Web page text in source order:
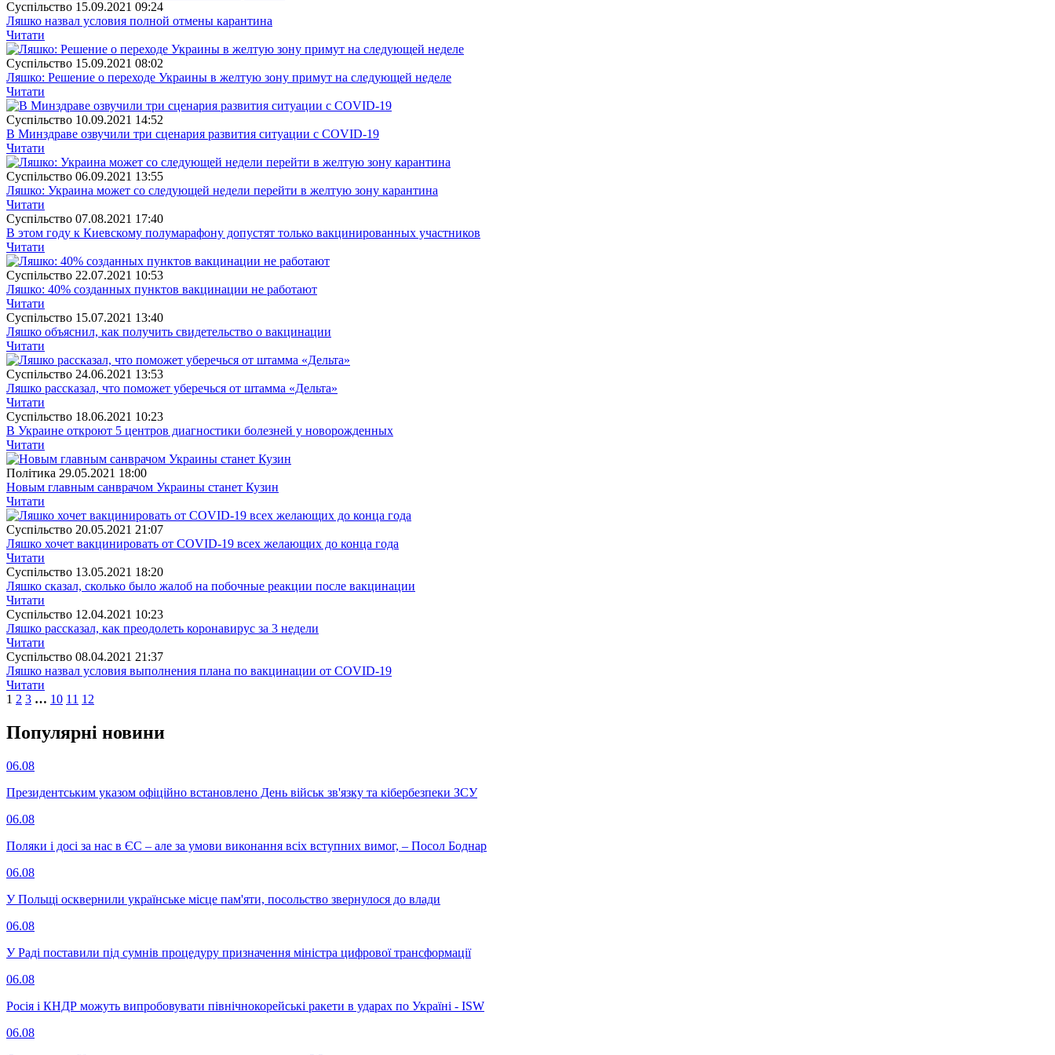
Суспiльство 15.09.2021 09:24
Ляшко назвал условия полной отмены карантина
Читати
Суспiльство 15.09.2021 08:02
Ляшко: Решение о переходе Украины в желтую зону примут на следующей неделе
Читати
Суспiльство 10.09.2021 14:52
В Минздраве озвучили три сценария развития ситуации с COVID-19
Читати
Суспiльство 06.09.2021 13:55
Ляшко: Украина может со следующей недели перейти в желтую зону карантина
Читати
Суспiльство 07.08.2021 17:40
В этом году к Киевскому полумарафону допустят только вакцинированных участников
Читати
Суспiльство 22.07.2021 10:53
Ляшко: 40% созданных пунктов вакцинации не работают
Читати
Суспiльство 15.07.2021 13:40
Ляшко объяснил, как получить свидетельство о вакцинации
Читати
Суспiльство 24.06.2021 13:53
Ляшко рассказал, что поможет уберечься от штамма «Дельта»
Читати
Суспiльство 18.06.2021 10:23
В Украине откроют 5 центров диагностики болезней у новорожденных
Читати
Полiтика 29.05.2021 18:00
Новым главным санврачом Украины станет Кузин
Читати
Суспiльство 20.05.2021 21:07
Ляшко хочет вакцинировать от COVID-19 всех желающих до конца года
Читати
Суспiльство 13.05.2021 18:20
Ляшко сказал, сколько было жалоб на побочные реакции после вакцинации
Читати
Суспiльство 12.04.2021 10:23
Ляшко рассказал, как преодолеть коронавирус за 3 недели
Читати
Суспiльство 08.04.2021 21:37
Ляшко назвал условия выполнения плана по вакцинации от COVID-19
Читати
1 2 3 … 10 11 12
Популярнi новини
06.08
Президентським указом офіційно встановлено День військ зв'язку та кібербезпеки ЗСУ
06.08
Поляки і досі за нас в ЄС – але за умови виконання всіх вступних вимог, – Посол Боднар
06.08
У Польщі осквернили українське місце пам'яти, посольство звернулося до влади
06.08
У Раді поставили під сумнів процедуру призначення міністра цифрової трансформації
06.08
Росія і КНДР можуть випробовувати північнокорейські ракети в ударах по Україні - ISW
06.08